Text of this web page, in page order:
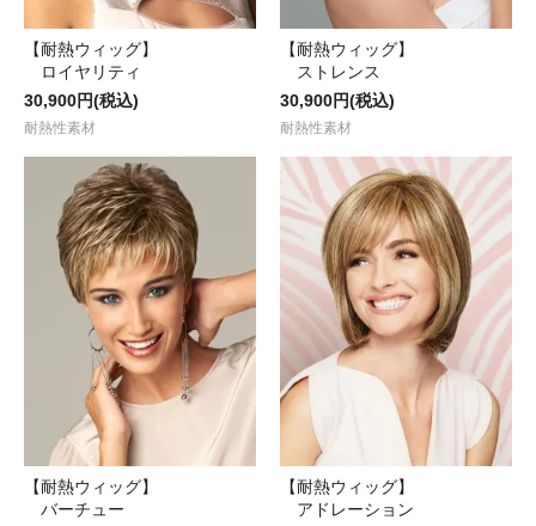
【耐熱ウィッグ】
ロイヤリティ
30,900円(税込)
耐熱性素材
【耐熱ウィッグ】
ストレンス
30,900円(税込)
耐熱性素材
【耐熱ウィッグ】
バーチュー
【耐熱ウィッグ】
アドレーション